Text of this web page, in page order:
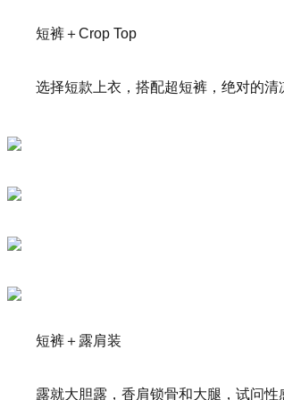
短裤＋Crop Top
选择短款上衣，搭配超短裤，绝对的清
短裤＋露肩装
露就大胆露，香肩锁骨和大腿，试问性